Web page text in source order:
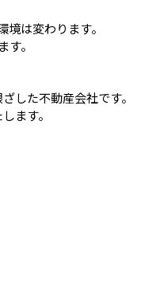
は変わります。
。
した不動産会社です。
ます。